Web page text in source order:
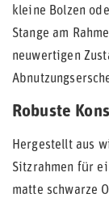
kleine Bolzen
Stange am
neuwertigen
Robuste
Hergestellt aus
Sitzrahmen für
matte schwarze